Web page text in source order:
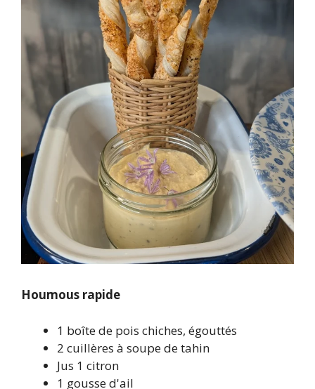
Houmous rapide
1 boîte de pois chiches, égouttés
2 cuillères à soupe de tahin
Jus 1 citron
1 gousse d'ail